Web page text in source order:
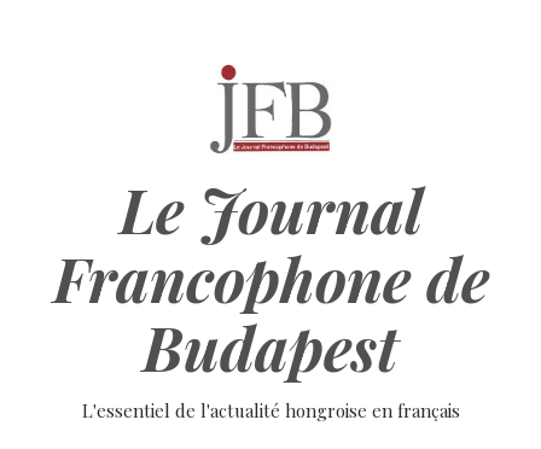
Le Journal
Francophone de
Budapest
L'essentiel de l'actualité hongroise en français